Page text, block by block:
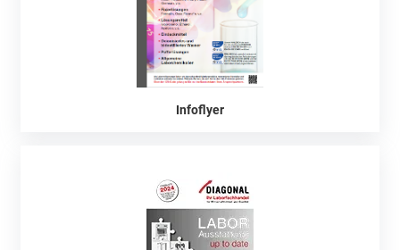
Infoflyer